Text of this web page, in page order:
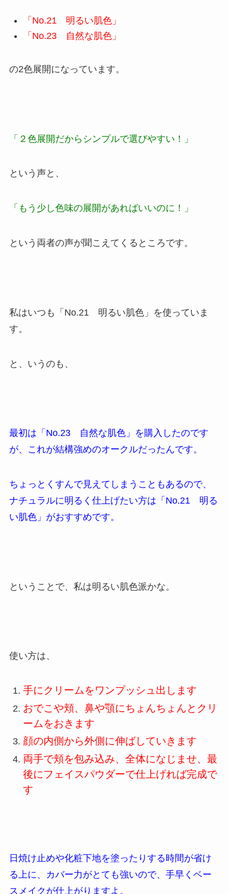
「No.21 明るい肌色」
「No.23 自然な肌色」
の2色展開になっています。
「２色展開だからシンプルで選びやすい！」
という声と、
「もう少し色味の展開があればいいのに！」
という両者の声が聞こえてくるところです。
私はいつも「No.21 明るい肌色」を使っていま
す。
と、いうのも、
最初は「No.23 自然な肌色」を購入したのです
が、これが結構強めのオークルだったんです。
ちょっとくすんで見えてしまうこともあるので、
ナチュラルに明るく仕上げたい方は「No.21 明る
い肌色」がおすすめです。
ということで、私は明るい肌色派かな。
使い方は、
手にクリームをワンプッシュ出します
おでこや頬、鼻や顎にちょんちょんとクリ
ームをおきます
顔の内側から外側に伸ばしていきます
両手で頬を包み込み、全体になじませ、最
後にフェイスパウダーで仕上げれば完成で
す
日焼け止めや化粧下地を塗ったりする時間が省け
る上に、カバー力がとても強いので、手早くベー
スメイクが仕上がりますよ。